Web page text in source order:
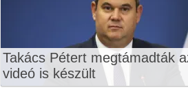
Takács Pétert megtámadták
videó is készült